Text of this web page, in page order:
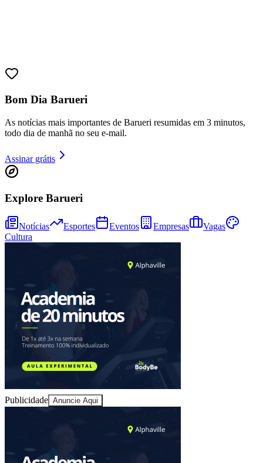
Vitória
Bom Dia Barueri
As notícias mais importantes de Barueri resumidas em 3 minutos,
todo dia de manhã no seu e-mail.
Assinar grátis
Explore Barueri
Notícias Esportes Eventos Empresas
Vagas
Cultura
Publicidade Anuncie Aqui